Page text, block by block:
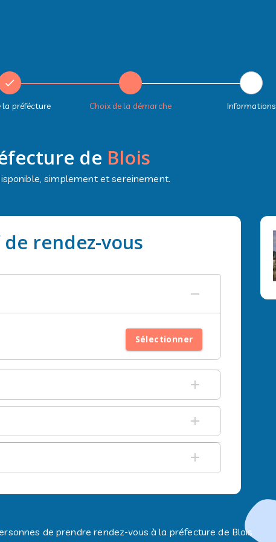
de Blois
simplement et sereinement.
rendez-vous
Sélectionner
de prendre rendez-vous à la préfecture de Blois
la préfécture Choix de la démarche Informations